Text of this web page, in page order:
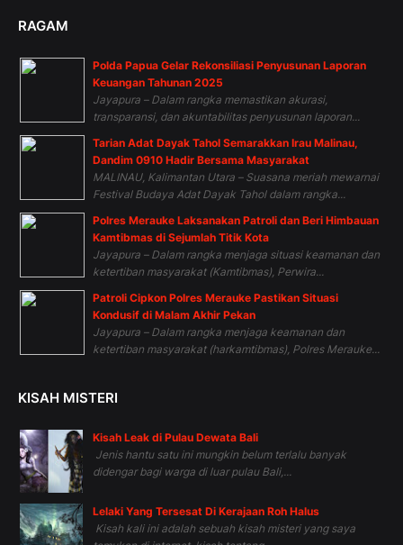
RAGAM
Polda Papua Gelar Rekonsiliasi Penyusunan Laporan
Keuangan Tahunan 2025
Jayapura – Dalam rangka memastikan akurasi,
transparansi, dan akuntabilitas penyusunan laporan...
Tarian Adat Dayak Tahol Semarakkan Irau Malinau,
Dandim 0910 Hadir Bersama Masyarakat
MALINAU, Kalimantan Utara – Suasana meriah mewarnai
Festival Budaya Adat Dayak Tahol dalam rangka...
Polres Merauke Laksanakan Patroli dan Beri Himbauan
Kamtibmas di Sejumlah Titik Kota
Jayapura – Dalam rangka menjaga situasi keamanan dan
ketertiban masyarakat (Kamtibmas), Perwira...
Patroli Cipkon Polres Merauke Pastikan Situasi
Kondusif di Malam Akhir Pekan
Jayapura – Dalam rangka menjaga keamanan dan
ketertiban masyarakat (harkamtibmas), Polres Merauke...
KISAH MISTERI
Kisah Leak di Pulau Dewata Bali
Jenis hantu satu ini mungkin belum terlalu banyak
didengar bagi warga di luar pulau Bali,...
Lelaki Yang Tersesat Di Kerajaan Roh Halus
Kisah kali ini adalah sebuah kisah misteri yang saya